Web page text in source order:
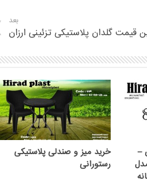
بعد
قیمت گلدان پلاستیکی تزئینی ارزان
–
خرید میز و صندلی پلاستیکی
رستورانی